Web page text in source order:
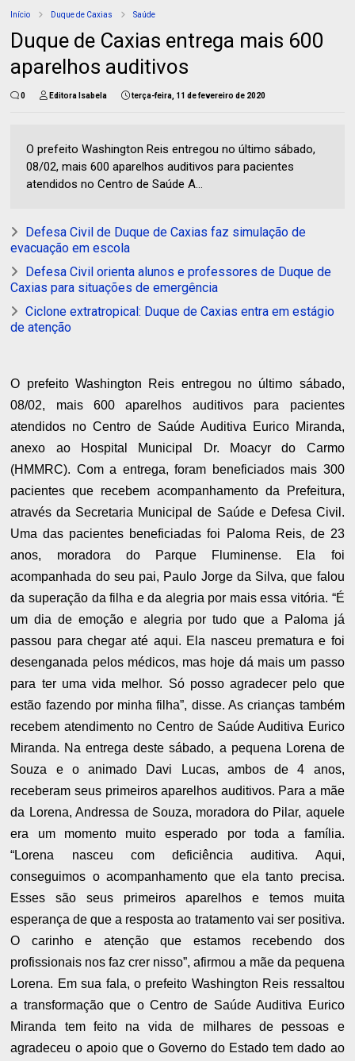
Início Duque de Caxias Saúde
Duque de Caxias entrega mais 600
aparelhos auditivos
0 Editora Isabela terça-feira, 11 de fevereiro de 2020
O prefeito Washington Reis entregou no último sábado,
08/02, mais 600 aparelhos auditivos para pacientes
atendidos no Centro de Saúde A...
Defesa Civil de Duque de Caxias faz simulação de
evacuação em escola
Defesa Civil orienta alunos e professores de Duque de
Caxias para situações de emergência
Ciclone extratropical: Duque de Caxias entra em estágio
de atenção
O prefeito Washington Reis entregou no último sábado,
08/02, mais 600 aparelhos auditivos para pacientes
atendidos no Centro de Saúde Auditiva Eurico Miranda,
anexo ao Hospital Municipal Dr. Moacyr do Carmo
(HMMRC). Com a entrega, foram beneficiados mais 300
pacientes que recebem acompanhamento da Prefeitura,
através da Secretaria Municipal de Saúde e Defesa Civil.
Uma das pacientes beneficiadas foi Paloma Reis, de 23
anos, moradora do Parque Fluminense. Ela foi
acompanhada do seu pai, Paulo Jorge da Silva, que falou
da superação da filha e da alegria por mais essa vitória. “É
um dia de emoção e alegria por tudo que a Paloma já
passou para chegar até aqui. Ela nasceu prematura e foi
desenganada pelos médicos, mas hoje dá mais um passo
para ter uma vida melhor. Só posso agradecer pelo que
estão fazendo por minha filha”, disse. As crianças também
recebem atendimento no Centro de Saúde Auditiva Eurico
Miranda. Na entrega deste sábado, a pequena Lorena de
Souza e o animado Davi Lucas, ambos de 4 anos,
receberam seus primeiros aparelhos auditivos. Para a mãe
da Lorena, Andressa de Souza, moradora do Pilar, aquele
era um momento muito esperado por toda a família.
“Lorena nasceu com deficiência auditiva. Aqui,
conseguimos o acompanhamento que ela tanto precisa.
Esses são seus primeiros aparelhos e temos muita
esperança de que a resposta ao tratamento vai ser positiva.
O carinho e atenção que estamos recebendo dos
profissionais nos faz crer nisso”, afirmou a mãe da pequena
Lorena. Em sua fala, o prefeito Washington Reis ressaltou
a transformação que o Centro de Saúde Auditiva Eurico
Miranda tem feito na vida de milhares de pessoas e
agradeceu o apoio que o Governo do Estado tem dado ao